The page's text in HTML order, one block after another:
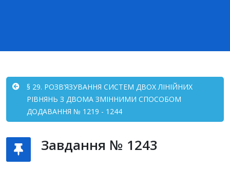
§ 29. РОЗВ’ЯЗУВАННЯ СИСТЕМ ДВОХ ЛІНІЙНИХ
РІВНЯНЬ З ДВОМА ЗМІННИМИ СПОСОБОМ
ДОДАВАННЯ № 1219 - 1244
Завдання № 1243